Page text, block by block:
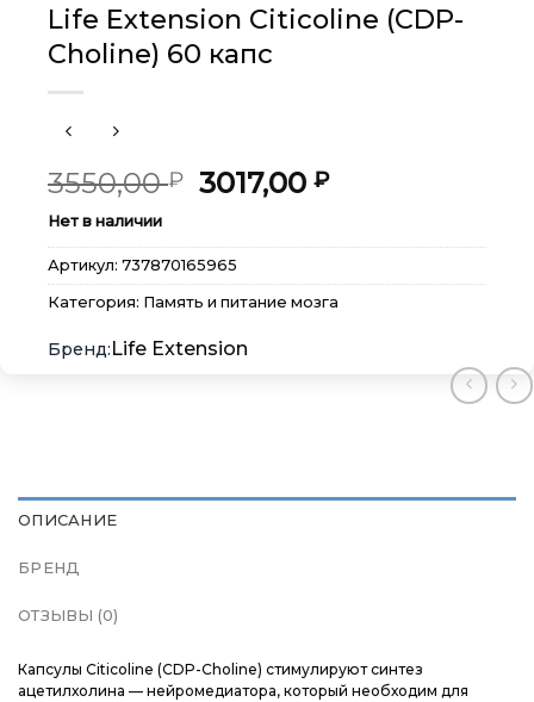
Life Extension Citicoline (CDP-
Choline) 60 капс
3550,00₽ Первоначальная
составляла
3550,00 ₽.
3017,00₽Текущая
3017,00 ₽.
Нет в наличии
Артикул: 737870165965
Категория: Память и питание мозга
Life Extension
ОПИСАНИЕ
БРЕНД
ОТЗЫВЫ (0)
Капсулы Citicoline (CDP-Choline) стимулируют синтез
ацетилхолина — нейромедиатора, который необходим для
Меню
Подарочные сертификаты
Магазины
Контакты
Доставка и оплата
Меню
Подарочные сертификаты
Магазины
Контакты
Доставка и оплата
Меню
Подарочные сертификаты
Магазины
Контакты
Доставка и оплата